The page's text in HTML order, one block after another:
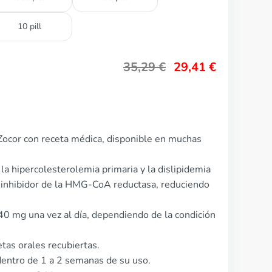
10 pill
35,29€ 29,41 €
con receta médica, disponible en muchas
hipercolesterolemia primaria y la dislipidemia
de la HMG-CoA reductasa, reduciendo
mg una vez al día, dependiendo de la condición
orales recubiertas.
de 1 a 2 semanas de su uso.